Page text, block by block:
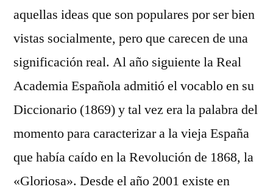
aquellas ideas que son populares por ser bien
vistas socialmente, pero que carecen de una
significación real. Al año siguiente la Real
Academia Española admitió el vocablo en su
Diccionario (1869) y tal vez era la palabra del
momento para caracterizar a la vieja España
que había caído en la Revolución de 1868, la
«Gloriosa». Desde el año 2001 existe en